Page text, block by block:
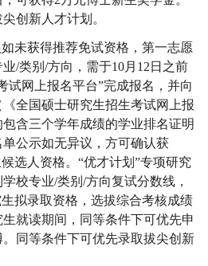
创新人才计划。
未获得推荐免试资格，第一志愿
业/类别 /方向，需于10月 12 日之前
试网上报名平台”完成报名，并向
全国硕士研究生招生考试网上报
含三个学年成绩的学业排名证明
公示如无异议，方可确认获
选人资格。“优才计划”专项研究
校专业/类别 /方向复试分数线，
拟录取资格，选拔综合考核成绩
就读期间，同等条件下可优先申
同等条件下可优先录取拔尖创新